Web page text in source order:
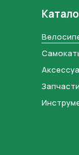
Запчасти